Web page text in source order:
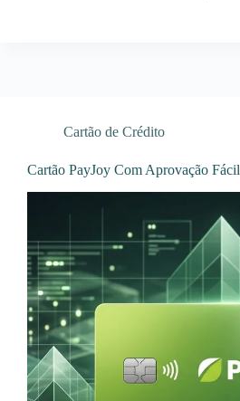
Cartão de Crédito
Cartão PayJoy Com Aprovação Fácil